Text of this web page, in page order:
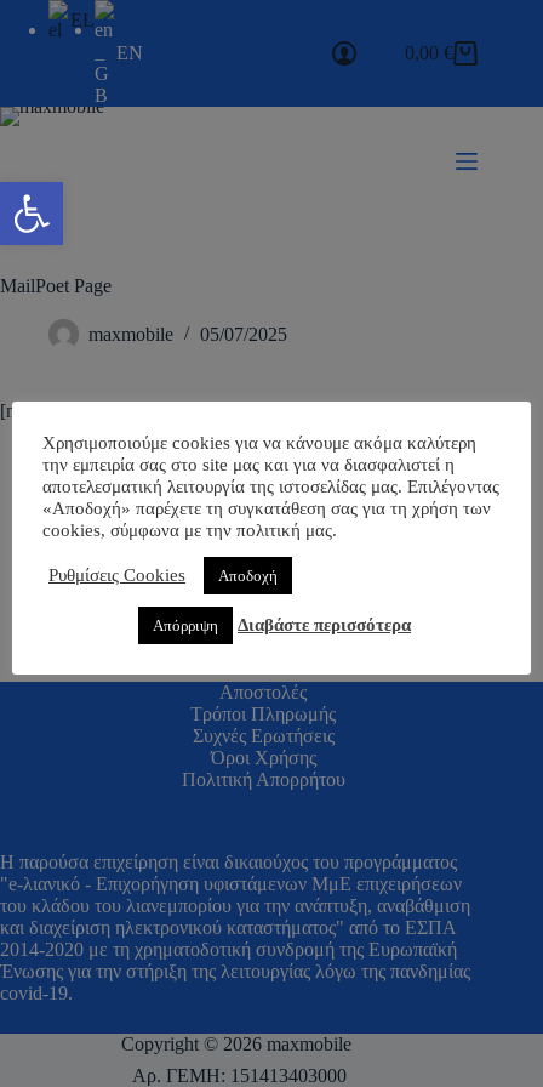
Ανοίξτε τη γραμμή εργαλείων
EL
EN
0,00€
MailPoet Page
maxmobile 05/07/2025
[mailpoet_page]
Αποστολές
Τρόποι Πληρωμής
Συχνές Ερωτήσεις
Όροι Χρήσης
Πολιτική Απορρήτου
H παρούσα επιχείρηση είναι δικαιούχος του προγράμματος
"e-λιανικό - Επιχορήγηση υφιστάμενων ΜμΕ επιχειρήσεων
του κλάδου του λιανεμπορίου για την ανάπτυξη, αναβάθμιση
και διαχείριση ηλεκτρονικού καταστήματος" από το ΕΣΠΑ
2014-2020 με τη χρηματοδοτική συνδρομή της Ευρωπαϊκή
Ένωσης για την στήριξη της λειτουργίας λόγω της πανδημίας
covid-19.
Copyright © 2026 maxmobile
Αρ. ΓΕΜΗ: 151413403000
Χρησιμοποιούμε cookies για να κάνουμε ακόμα καλύτερη
την εμπειρία σας στο site μας και για να διασφαλιστεί η
αποτελεσματική λειτουργία της ιστοσελίδας μας. Επιλέγοντας
«Αποδοχή» παρέχετε τη συγκατάθεση σας για τη χρήση των
cookies, σύμφωνα με την πολιτική μας.
Ρυθμίσεις Cookies Αποδοχή
Απόρριψη Διαβάστε περισσότερα